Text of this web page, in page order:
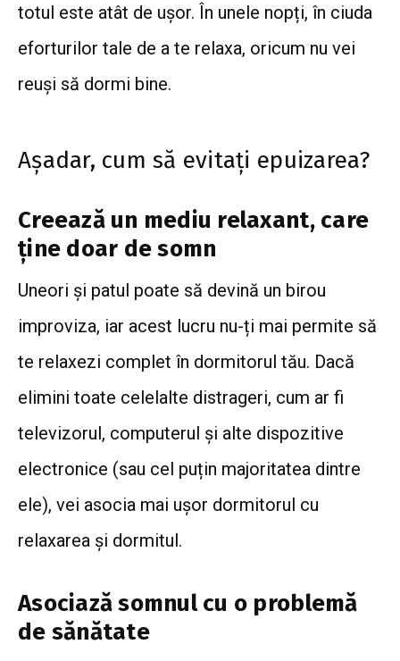
totul este atât de ușor. În unele nopți, în ciuda
eforturilor tale de a te relaxa, oricum nu vei
reuși să dormi bine.
Așadar, cum să evitați epuizarea?
Creează un mediu relaxant, care
ține doar de somn
Uneori și patul poate să devină un birou
improviza, iar acest lucru nu-ți mai permite să
te relaxezi complet în dormitorul tău. Dacă
elimini toate celelalte distrageri, cum ar fi
televizorul, computerul și alte dispozitive
electronice (sau cel puțin majoritatea dintre
ele), vei asocia mai ușor dormitorul cu
relaxarea și dormitul.
Asociază somnul cu o problemă
de sănătate